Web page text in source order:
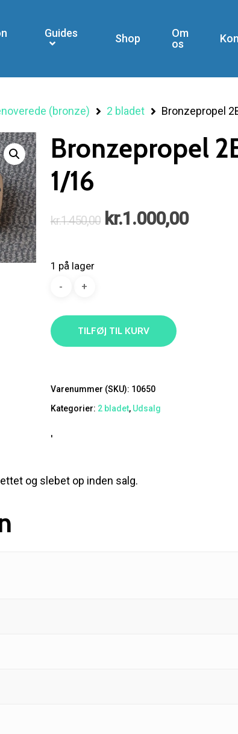
Guides Shop
Om
os
(bronze) 2 bladet Bronzepropel
Bronzepropel
1/16
kr.1.450,00 Den
kr.1.000,00Den
1 på lager
TILFØJ TIL KURV
Varenummer (SKU): 10650
Kategorier: 2 bladet, Udsalg
'
og slebet op inden salg.